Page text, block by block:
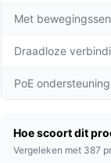
Met
Draadloze
PoE ondersteuning
Hoe scoort dit
Vergeleken met 387